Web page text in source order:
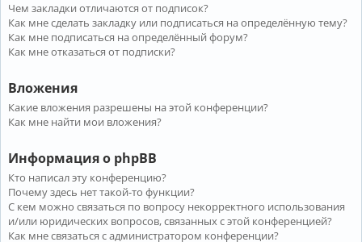
Чем закладки отличаются от подписок?
Как мне сделать закладку или подписаться на определённую тему?
Как мне подписаться на определённый форум?
Как мне отказаться от подписки?
Вложения
Какие вложения разрешены на этой конференции?
Как мне найти мои вложения?
Информация о phpBB
Кто написал эту конференцию?
Почему здесь нет такой-то функции?
С кем можно связаться по вопросу некорректного использования
и/или юридических вопросов, связанных с этой конференцией?
Как мне связаться с администратором конференции?